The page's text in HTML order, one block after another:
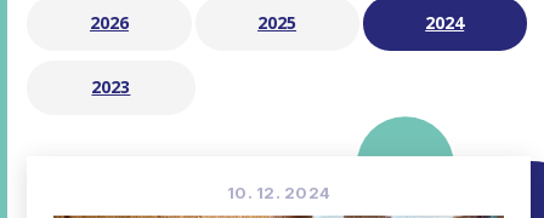
2026 2025 2024
2023
10. 12. 2024